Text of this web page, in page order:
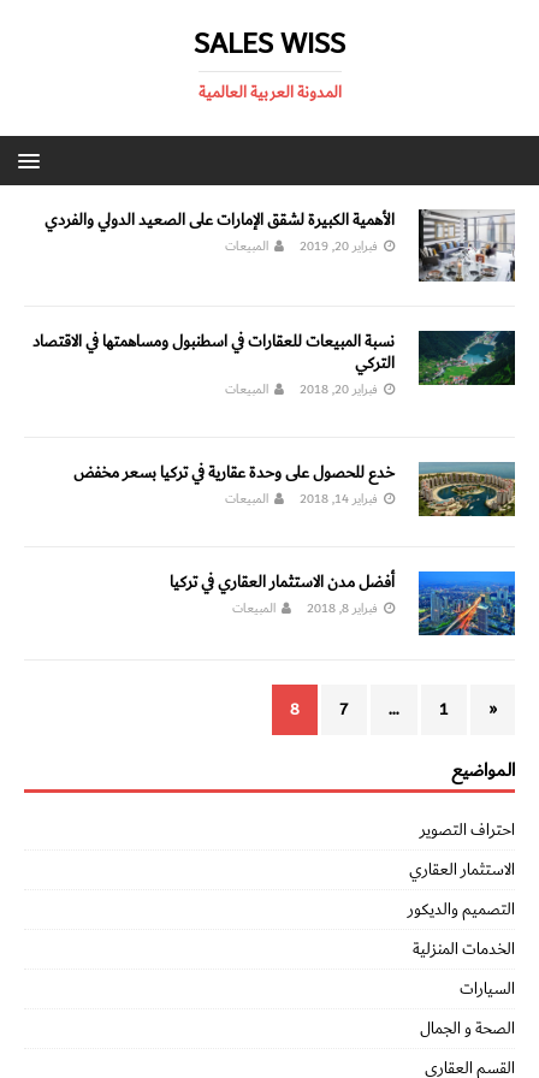
SALES WISS
المدونة العربية العالمية
الأهمية الكبيرة لشقق الإمارات على الصعيد الدولي والفردي
فبراير 20, 2019 المبيعات
نسبة المبيعات للعقارات في اسطنبول ومساهمتها في الاقتصاد
التركي
فبراير 20, 2018 المبيعات
خدع للحصول على وحدة عقارية في تركيا بسعر مخفض
فبراير 14, 2018 المبيعات
أفضل مدن الاستثمار العقاري في تركيا
فبراير 8, 2018 المبيعات
«
1
…
7
8
المواضيع
احتراف التصوير
الاستثمار العقاري
التصميم والديكور
الخدمات المنزلية
السيارات
الصحة و الجمال
القسم العقاري